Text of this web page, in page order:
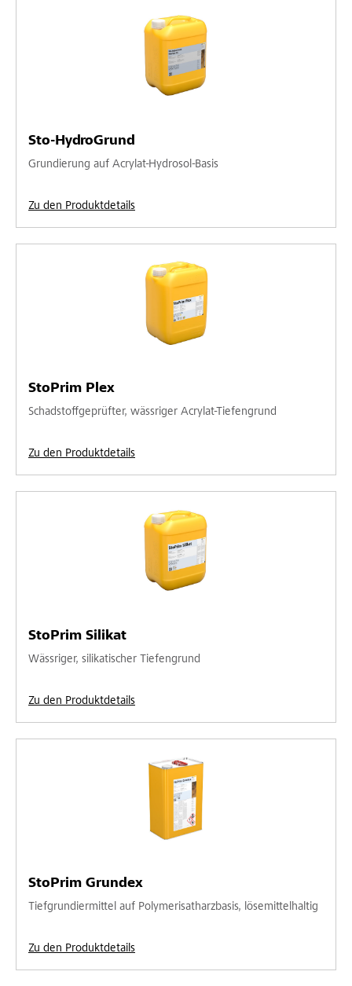
Sto-HydroGrund
Grundierung auf Acrylat-Hydrosol-Basis
Zu den Produktdetails
StoPrim Plex
Schadstoffgeprüfter, wässriger Acrylat-Tiefengrund
Zu den Produktdetails
StoPrim Silikat
Wässriger, silikatischer Tiefengrund
Zu den Produktdetails
StoPrim Grundex
Tiefgrundiermittel auf Polymerisatharzbasis, lösemittelhaltig
Zu den Produktdetails